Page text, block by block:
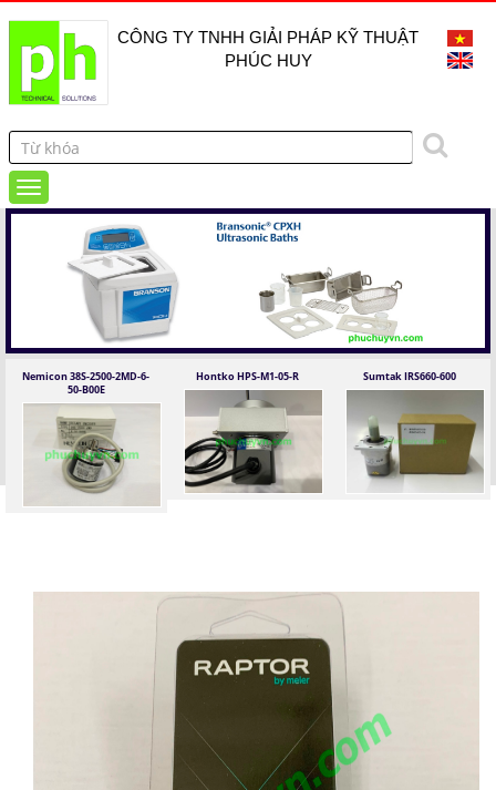
CÔNG TY TNHH GIẢI PHÁP KỸ THUẬT
PHÚC HUY
Nemicon 38S-2500-2MD-6-
50-B00E
Hontko HPS-M1-05-R Sumtak IRS660-600